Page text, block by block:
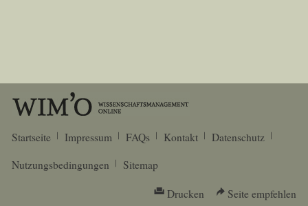
Startseite Impressum FAQs Kontakt
Datenschutz
Nutzungsbedingungen
Sitemap
Drucken Seite empfehlen